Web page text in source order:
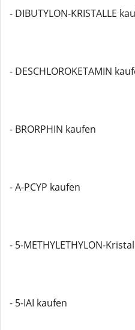
- DIBUTYLON-KRISTALLE
- DESCHLOROKETAMIN
- BRORPHIN kaufen
- A-PCYP kaufen
- 5-METHYLETHYLON-
- 5-IAI kaufen